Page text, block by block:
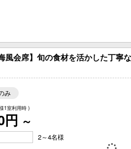
会席】旬の食材を活かした丁寧
み
1室利用時 )
円 ～
2～4名様